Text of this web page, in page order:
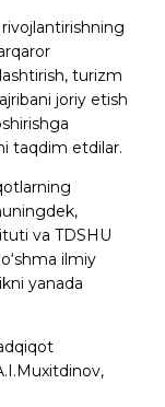
turizm
joriy etish
taqdim etdilar.
va TDSHU
ilmiy
yanada